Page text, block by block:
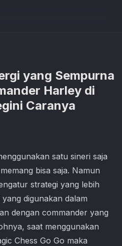
yang Sempurna
Harley di
Caranya
satu sineri saja
bisa saja. Namun
strategi yang lebih
digunakan dalam
dengan commander yang
saat menggunakan
Chess Go Go maka